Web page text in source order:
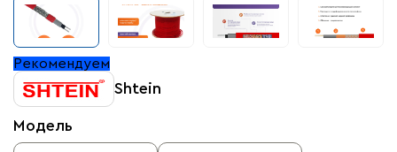
Рекомендуем
Shtein
Модель